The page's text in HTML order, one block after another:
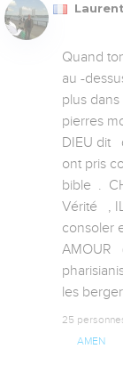
Quand
au -
plus
pierres
DIEU dit
ont pris
bible  .
Vérité   ,
consoler
AMOUR
les
25
AMEN